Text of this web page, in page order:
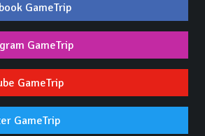
GameTrip
GameTrip
GameTrip
GameTrip